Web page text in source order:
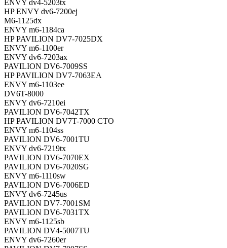
ENVY dv4-5203tx
HP ENVY dv6-7200ej
M6-1125dx
ENVY m6-1184ca
HP PAVILION DV7-7025DX
ENVY m6-1100er
ENVY dv6-7203ax
PAVILION DV6-7009SS
HP PAVILION DV7-7063EA
ENVY m6-1103ee
DV6T-8000
ENVY dv6-7210ei
PAVILION DV6-7042TX
HP PAVILION DV7T-7000 CTO
ENVY m6-1104ss
PAVILION DV6-7001TU
ENVY dv6-7219tx
PAVILION DV6-7070EX
PAVILION DV6-7020SG
ENVY m6-1110sw
PAVILION DV6-7006ED
ENVY dv6-7245us
PAVILION DV7-7001SM
PAVILION DV6-7031TX
ENVY m6-1125sb
PAVILION DV4-5007TU
ENVY dv6-7260er